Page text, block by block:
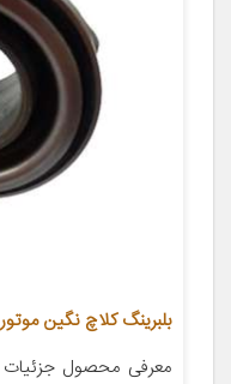
بلبرینگ کلاچ نگین موتور مدل 200918 مناسب
معرفی محصول